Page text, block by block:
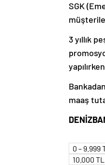
SGK
3 yıllık
maaş
0 – 9.999
10.000